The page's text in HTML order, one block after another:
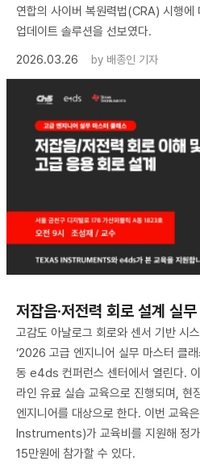
연합의 사이버 복원력법(CRA) 시행에
업데이트 솔루션을 선보였다.
2026.03.26
by 배종인 기자
저잡음·저전력 회로 설계 실
고감도 아날로그 회로와 센서 기반 시
‘2026 고급 엔지니어 실무 마스터 클
동 e4ds 컨퍼런스 센터에서 열린다.
라인 유료 실습 교육으로 진행되며, 현
엔지니어를 대상으로 한다. 이번 교육
Instruments)가 교육비를 지원해 정
15만원에 참가할 수 있다.